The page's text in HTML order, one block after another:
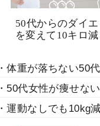
50代からのダイ
を変えて10キロ
・体重が落ちない50
・50代女性が痩せな
・運動なしでも10kg